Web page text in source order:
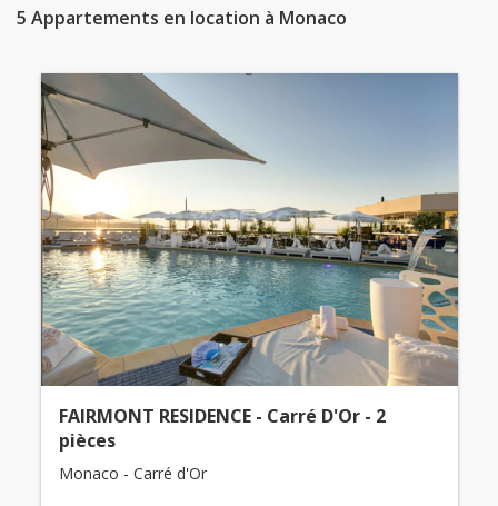
5 Appartements en location à Monaco
FAIRMONT RESIDENCE - Carré D'Or - 2
pièces
Monaco - Carré d'Or